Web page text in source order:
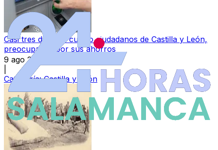
Casi tres de cada cuatro ciudadanos de Castilla y León,
preocupados por sus ahorros
9 ago 2026
Categoría:Castilla y León